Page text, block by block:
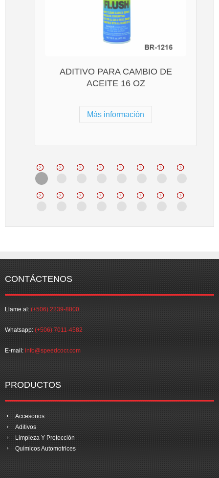
ADITIVO PARA CAMBIO DE
ACEITE 16 OZ
Más información
CONTÁCTENOS
Llame al: (+506) 2239-8800
Whatsapp: (+506) 7011-4582
E-mail: info@speedcocr.com
PRODUCTOS
Accesorios
Aditivos
Limpieza Y Protección
Químicos Automotrices